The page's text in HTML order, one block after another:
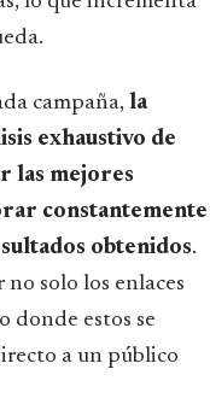
campaña, la
exhaustivo de
las mejores
constantemente
obtenidos.
solo los enlaces
donde estos se
a un público